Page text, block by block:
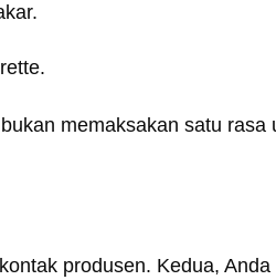
memaksakan satu rasa
produsen. Kedua,